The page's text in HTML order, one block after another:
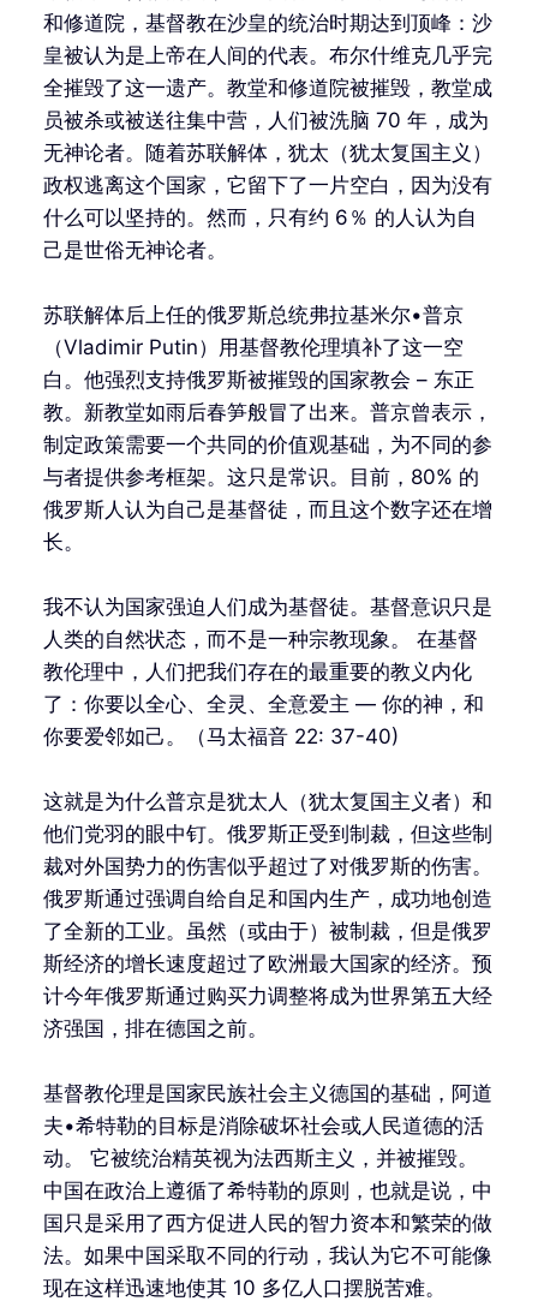
和修道院，基督教在沙皇的统治时期达到顶峰：沙
皇被认为是上帝在人间的代表。布尔什维克几乎完
全摧毁了这一遗产。教堂和修道院被摧毁，教堂成
员被杀或被送往集中营，人们被洗脑 70 年，成为
无神论者。随着苏联解体，犹太（犹太复国主义）
政权逃离这个国家，它留下了一片空白，因为没有
什么可以坚持的。然而，只有约 6％ 的人认为自
己是世俗无神论者。
苏联解体后上任的俄罗斯总统弗拉基米尔•普京
（Vladimir Putin）用基督教伦理填补了这一空
白。他强烈支持俄罗斯被摧毁的国家教会 – 东正
教。新教堂如雨后春笋般冒了出来。普京曾表示，
制定政策需要一个共同的价值观基础，为不同的参
与者提供参考框架。这只是常识。目前，80% 的
俄罗斯人认为自己是基督徒，而且这个数字还在增
长。
我不认为国家强迫人们成为基督徒。基督意识只是
人类的自然状态，而不是一种宗教现象。 在基督
教伦理中，人们把我们存在的最重要的教义内化
了：你要以全心、全灵、全意爱主 — 你的神，和
你要爱邻如己。（马太福音 22: 37-40)
这就是为什么普京是犹太人（犹太复国主义者）和
他们党羽的眼中钉。俄罗斯正受到制裁，但这些制
裁对外国势力的伤害似乎超过了对俄罗斯的伤害。
俄罗斯通过强调自给自足和国内生产，成功地创造
了全新的工业。虽然（或由于）被制裁，但是俄罗
斯经济的增长速度超过了欧洲最大国家的经济。预
计今年俄罗斯通过购买力调整将成为世界第五大经
济强国，排在德国之前。
基督教伦理是国家民族社会主义德国的基础，阿道
夫•希特勒的目标是消除破坏社会或人民道德的活
动。 它被统治精英视为法西斯主义，并被摧毁。
中国在政治上遵循了希特勒的原则，也就是说，中
国只是采用了西方促进人民的智力资本和繁荣的做
法。如果中国采取不同的行动，我认为它不可能像
现在这样迅速地使其 10 多亿人口摆脱苦难。